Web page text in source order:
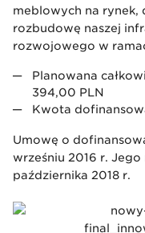
meblowych na rynek,
rozbudowę naszej
rozwojowego w
Planowana
394,00 PLN
Kwota
Umowę o
wrześniu 2016 r.
października 2018 r.
Będzie to
wyspecjalizowany
prowadził badania
naszej firmy oraz
nowych zastosowań
produkcji
prototypów oraz w
optymalizacji
cele Centrum
i wyposażymy go w
Szkoła Główna
Akademia
Państwowa
Stanisława